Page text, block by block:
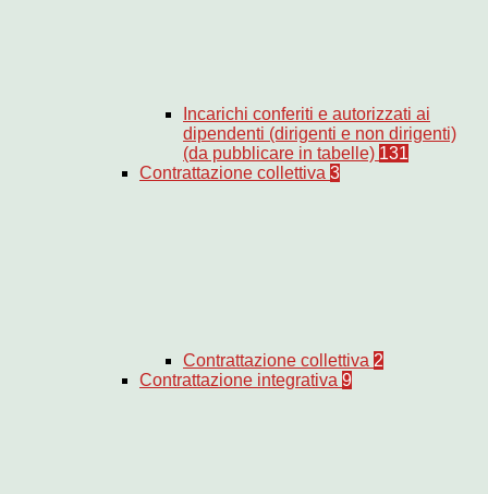
Incarichi conferiti e autorizzati ai
dipendenti (dirigenti e non dirigenti)
(da pubblicare in tabelle) 131
Contrattazione collettiva 3
Contrattazione collettiva 2
Contrattazione integrativa 9